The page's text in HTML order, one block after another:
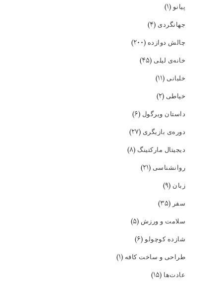
پیانو(۱)
جهانگردی (۴)
چالش دوازده (۲۰۰)
خانه‌ی لیلی (۴۵)
خلبانی (۱۱)
خیاطی (۲)
داستان ویرگول (۶)
دوره‌ی بازیگری (۲۷)
دیجیتال مارکتینگ (۸)
روانشناسی (۲۱)
زبان (۹)
سفر (۳۵)
سلامت و ورزش (۵)
شازده کوچولو(۶)
طراحی و ساخت کافه (۱)
عادت‌ها (۱۵)